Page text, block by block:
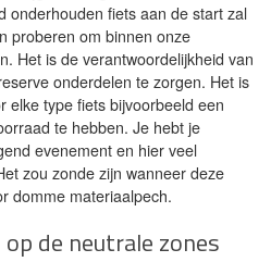
onderhouden fiets aan de start zal
proberen om binnen onze
Het is de verantwoordelijkheid van
onderdelen te zorgen. Het is
elke type fiets bijvoorbeeld een
te hebben. Je hebt je
evenement en hier veel
zou zonde zijn wanneer deze
domme materiaalpech.
de neutrale zones